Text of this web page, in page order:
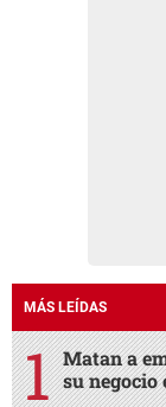
MÁS LEÍDAS
Matan a
su negocio